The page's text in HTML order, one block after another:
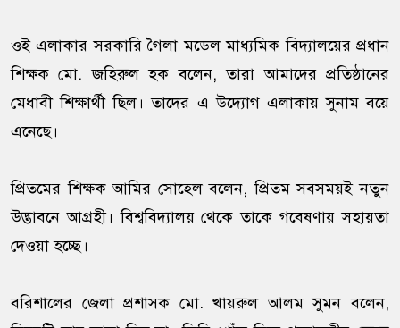
ওই এলাকার সরকারি গৈলা মডেল মাধ্যমিক বিদ্যালয়ের প্রধান
শিক্ষক মো. জহিরুল হক বলেন, তারা আমাদের প্রতিষ্ঠানের
মেধাবী শিক্ষার্থী ছিল। তাদের এ উদ্যোগ এলাকায় সুনাম বয়ে
এনেছে।
প্রিতমের শিক্ষক আমির সোহেল বলেন, প্রিতম সবসময়ই নতুন
উদ্ভাবনে আগ্রহী। বিশ্ববিদ্যালয় থেকে তাকে গবেষণায় সহায়তা
দেওয়া হচ্ছে।
বরিশালের জেলা প্রশাসক মো. খায়রুল আলম সুমন বলেন,